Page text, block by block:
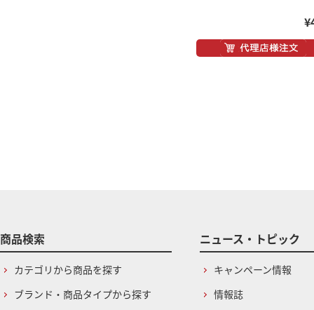
商品検索
カテゴリから商品を探す
ブランド・商品タイプから探す
ニュース・トピック
キャンペーン情報
情報誌